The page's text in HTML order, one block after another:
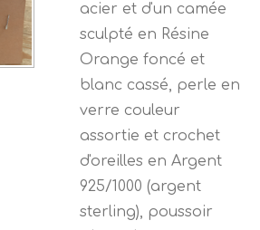
acier et d'un camée
sculpté en Résine
Orange foncé et
blanc cassé, perle en
verre couleur
assortie et crochet
d'oreilles en Argent
925/1000 (argent
sterling), poussoir